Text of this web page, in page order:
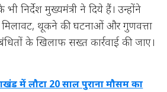
निर्देश मुख्यमंत्री ने दिये हैं। उन्होंने
मिलावट, थूकने की घटनाओं और गुणवत्ता
के खिलाफ सख्त कार्रवाई की जाए।
में लौटा 20 साल पुराना मौसम का